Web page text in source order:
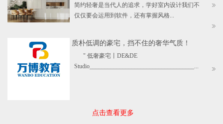
简约轻奢是当代人的追求，学好室内设计我们不
仅仅要会运用到软件，还有掌握风格...
质朴低调的豪宅，挡不住的奢华气质！
" 低奢豪宅丨DE&DE
Studio___________________________________...
点击查看更多